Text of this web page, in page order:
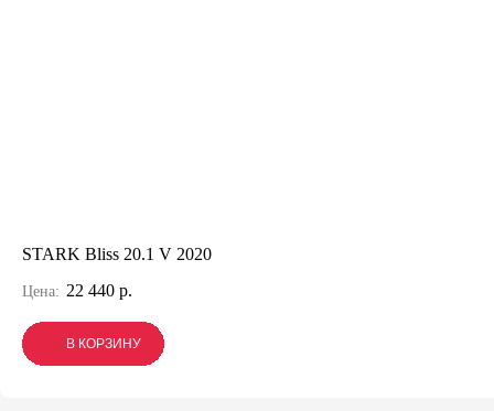
STARK Bliss 20.1 V 2020
Цена: 22 440 р.
В КОРЗИНУ
В КОРЗИНУ
В КОРЗИНУ